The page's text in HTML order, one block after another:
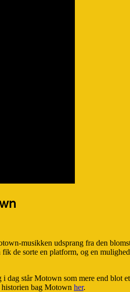
musikken udsprang fra den
de sorte en platform, og en
står Motown som mere end blot
bag Motown her.